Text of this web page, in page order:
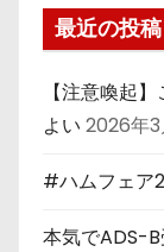
最近の投稿
【注意喚起
よい 2026年
#ハムフェア
本気でADS-